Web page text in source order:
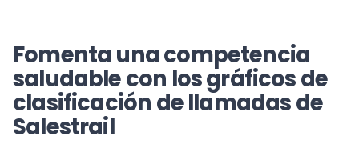
Fomenta una competencia
saludable con los gráficos de
clasificación de llamadas de
Salestrail